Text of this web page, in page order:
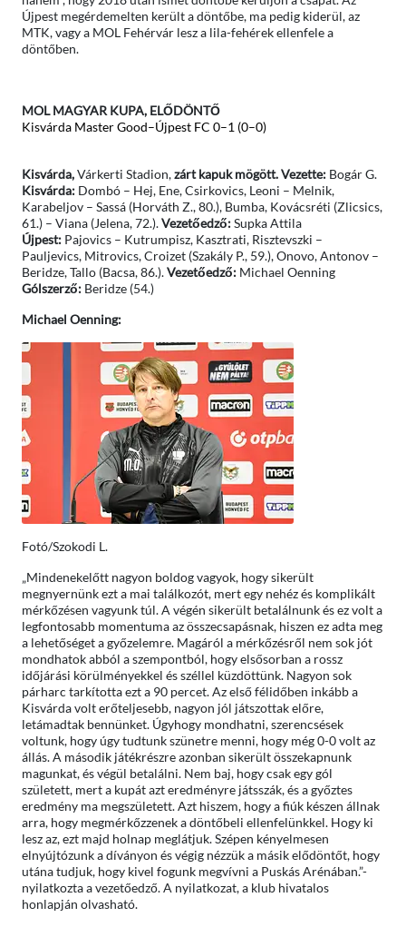
Újpest megérdemelten került a döntőbe, ma pedig kiderül, az
MTK, vagy a MOL Fehérvár lesz a lila-fehérek ellenfele a
döntőben.
MOL MAGYAR KUPA, ELŐDÖNTŐ
Kisvárda Master Good–Újpest FC 0–1 (0–0)
Kisvárda,Várkerti Stadion,zárt kapuk mögött. Vezette:Bogár G.
Kisvárda: Dombó – Hej, Ene, Csirkovics, Leoni – Melnik,
Karabeljov – Sassá (Horváth Z., 80.), Bumba, Kovácsréti (Zlicsics,
61.) – Viana (Jelena, 72.).Vezetőedző:Supka Attila
Újpest: Pajovics – Kutrumpisz, Kasztrati, Risztevszki –
Pauljevics, Mitrovics, Croizet (Szakály P., 59.), Onovo, Antonov –
Beridze, Tallo (Bacsa, 86.).Vezetőedző: Michael Oenning
Gólszerző: Beridze (54.)
Michael Oenning:
Fotó/Szokodi L.
„Mindenekelőtt nagyon boldog vagyok, hogy sikerült
megnyernünk ezt a mai találkozót, mert egy nehéz és komplikált
mérkőzésen vagyunk túl. A végén sikerült betalálnunk és ez volt a
legfontosabb momentuma az összecsapásnak, hiszen ez adta meg
a lehetőséget a győzelemre. Magáról a mérkőzésről nem sok jót
mondhatok abból a szempontból, hogy elsősorban a rossz
időjárási körülményekkel és széllel küzdöttünk. Nagyon sok
párharc tarkította ezt a 90 percet. Az első félidőben inkább a
Kisvárda volt erőteljesebb, nagyon jól játszottak előre,
letámadtak bennünket. Úgyhogy mondhatni, szerencsések
voltunk, hogy úgy tudtunk szünetre menni, hogy még 0-0 volt az
állás. A második játékrészre azonban sikerült összekapnunk
magunkat, és végül betalálni. Nem baj, hogy csak egy gól
született, mert a kupát azt eredményre játsszák, és a győztes
eredmény ma megszületett. Azt hiszem, hogy a fiúk készen állnak
arra, hogy megmérkőzzenek a döntőbeli ellenfelünkkel. Hogy ki
lesz az, ezt majd holnap meglátjuk. Szépen kényelmesen
elnyújtózunk a díványon és végig nézzük a másik elődöntőt, hogy
utána tudjuk, hogy kivel fogunk megvívni a Puskás Arénában.”-
nyilatkozta a vezetőedző. A nyilatkozat, a klub hivatalos
honlapján olvasható.